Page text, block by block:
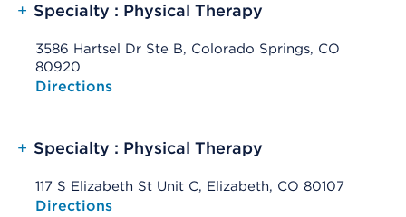
+ Specialty : Physical Therapy
3586 Hartsel Dr Ste B, Colorado Springs, CO
80920
Opens native map application on mobile devices
Directions
+ Specialty : Physical Therapy
117 S Elizabeth St Unit C, Elizabeth, CO 80107
Opens native map application on mobile devices
Directions